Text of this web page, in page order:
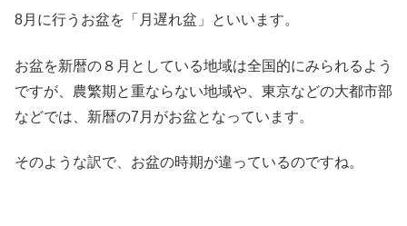
8月に行うお盆を「月遅れ盆」といいます。
お盆を新暦の８月としている地域は全国的にみられるよう
ですが、農繁期と重ならない地域や、東京などの大都市部
などでは、新暦の7月がお盆となっています。
そのような訳で、お盆の時期が違っているのですね。